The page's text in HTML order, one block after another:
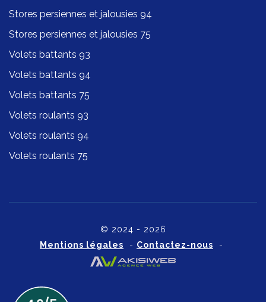
Stores persiennes et jalousies 94
Stores persiennes et jalousies 75
Volets battants 93
Volets battants 94
Volets battants 75
Volets roulants 93
Volets roulants 94
Volets roulants 75
© 2024 - 2026
Mentions légales - Contactez-nous -